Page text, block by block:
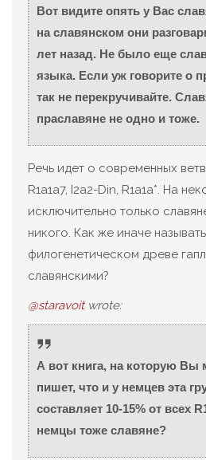
Вот видите опять у Вас
на славянском они
лет назад. Не было еще
языка. Если уж говорите о
так не перекручивайте.
праславяне не одно и тоже.
Речь идет о современных
R1a1a7, I2a2-Din, R1a1a*. На
исключительно только
никого. Как же иначе
филогенетическом древе
славянскими?
@staravoitwrote:
А вот книга, на которую Вы
пишет, что и у немцев эта
составляет 10-15% от всех
немцы тоже славяне?